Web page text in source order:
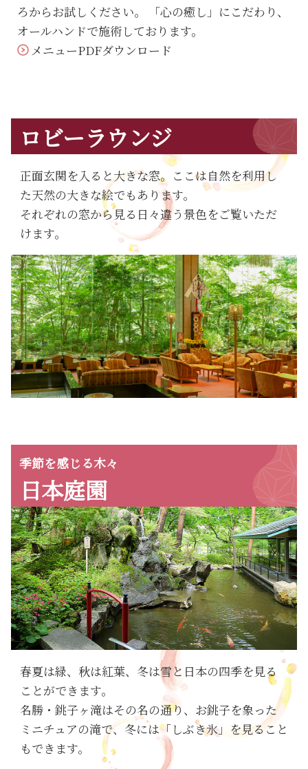
ろからお試しください。 「心の癒し」にこだわり、
オールハンドで施術しております。
メニューPDFダウンロード
ロビーラウンジ
正面玄関を入ると大きな窓。ここは自然を利用し
た天然の大きな絵でもあります。
それぞれの窓から見る日々違う景色をご覧いただ
けます。
季節を感じる木々
日本庭園
春夏は緑、秋は紅葉、冬は雪と日本の四季を見る
ことができます。
名勝・銚子ヶ滝はその名の通り、お銚子を象った
ミニチュアの滝で、冬には「しぶき氷」を見ること
もできます。